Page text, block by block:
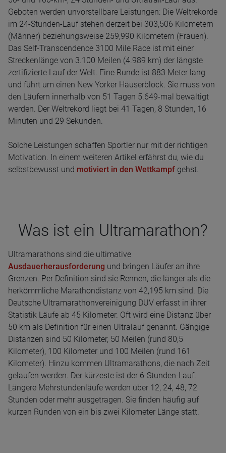
Geboten werden unvorstellbare Leistungen: Die Weltrekorde
im 24-Stunden-Lauf stehen derzeit bei 303,506 Kilometern
(Männer) beziehungsweise 259,990 Kilometern (Frauen).
Das Self-Transcendence 3100 Mile Race ist mit einer
Streckenlänge von 3.100 Meilen (4.989 km) der längste
zertifizierte Lauf der Welt. Eine Runde ist 883 Meter lang
und führt um einen New Yorker Häuserblock. Sie muss von
den Läufern innerhalb von 51 Tagen 5.649-mal bewältigt
werden. Der Weltrekord liegt bei 41 Tagen, 8 Stunden, 16
Minuten und 29 Sekunden.
Solche Leistungen schaffen Sportler nur mit der richtigen
Motivation. In einem weiteren Artikel erfährst du, wie du
selbstbewusst und motiviert in den Wettkampf gehst.
Was ist ein Ultra­ma­ra­thon?
Ultramarathons sind die ultimative
Ausdauerherausforderung und bringen Läufer an ihre
Grenzen. Per Definition sind sie Rennen, die länger als die
herkömmliche Marathondistanz von 42,195 km sind. Die
Deutsche Ultramarathonvereinigung DUV erfasst in ihrer
Statistik Läufe ab 45 Kilometer. Oft wird eine Distanz über
50 km als Definition für einen Ultralauf genannt. Gängige
Distanzen sind 50 Kilometer, 50 Meilen (rund 80,5
Kilometer), 100 Kilometer und 100 Meilen (rund 161
Kilometer). Hinzu kommen Ultramarathons, die nach Zeit
gelaufen werden. Der kürzeste ist der 6-Stunden-Lauf.
Längere Mehrstundenläufe werden über 12, 24, 48, 72
Stunden oder mehr ausgetragen. Sie finden häufig auf
kurzen Runden von ein bis zwei Kilometer Länge statt.